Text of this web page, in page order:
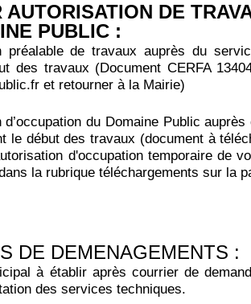
AUTORISATION DE
PUBLIC :
préalable de travaux auprès du
des travaux (Document CERFA
et retourner à la Mairie)
d’occupation du Domaine Public
le début des travaux (document à
d'occupation temporaire de
la rubrique téléchargements sur la
DE DEMENAGEMENTS :
à établir après courrier de
des services techniques.